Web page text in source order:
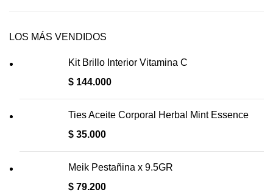
LOS MÁS VENDIDOS
Kit Brillo Interior Vitamina C
$ 144.000
Ties Aceite Corporal Herbal Mint Essence
$ 35.000
Meik Pestañina x 9.5GR
$ 79.200